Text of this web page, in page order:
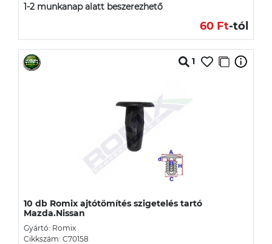
1-2 munkanap alatt beszerezhető
60 Ft-tól
1
10 db Romix ajtótömítés szigetelés tartó
Mazda.Nissan
Gyártó: Romix
Cikkszám: C70158